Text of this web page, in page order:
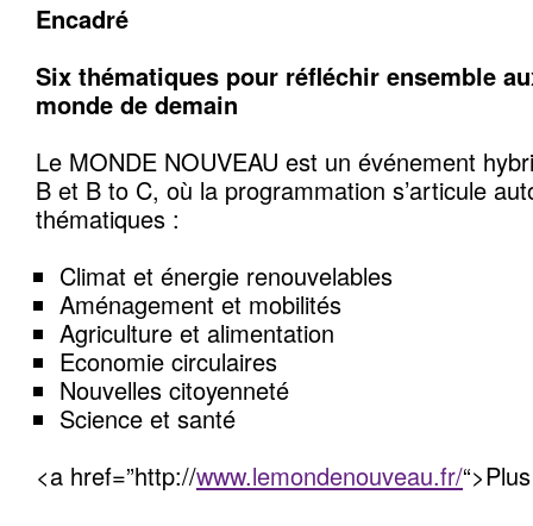
Encadré
Six thématiques pour réfléchir ensemble
monde de demain
Le MONDE NOUVEAU est un événement
B et B to C, où la programmation s’articule
thématiques :
Climat et énergie renouvelables
Aménagement et mobilités
Agriculture et alimentation
Economie circulaires
Nouvelles citoyenneté
Science et santé
<a href=”http://www.lemondenouveau.fr/